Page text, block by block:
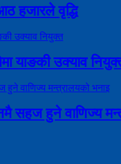
हजारले वृद्धि
याङकी उक्याव
सहज हुने वाणिज्य